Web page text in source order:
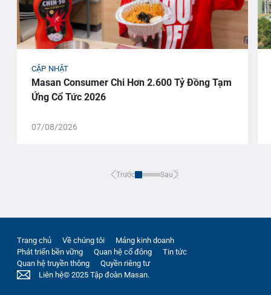
CẬP NHẬT
Masan Consumer Chi Hơn 2.600 Tỷ Đồng Tạm
Ứng Cổ Tức 2026
07/08/2026
Trước Sau
Trang chủ Về chúng tôi
Mảng kinh doanh
Phát triển bền vững
Quan hệ cổ đông
Tin tức
Quan hệ truyền thông
Quyền riêng tư
Liên hệ© 2025 Tập đoàn Masan.